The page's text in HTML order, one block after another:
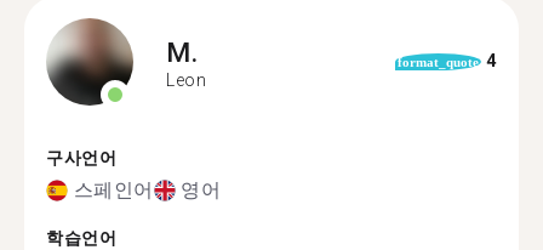
M.
Leon
format_quote 4
구사언어
스페인어 영어
학습언어